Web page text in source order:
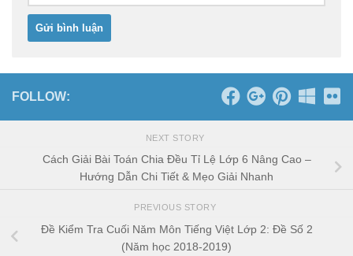
FOLLOW:
NEXT STORY
Cách Giải Bài Toán Chia Đều Tỉ Lệ Lớp 6 Nâng Cao –
Hướng Dẫn Chi Tiết & Mẹo Giải Nhanh
PREVIOUS STORY
Đề Kiểm Tra Cuối Năm Môn Tiếng Việt Lớp 2: Đề Số 2
(Năm học 2018-2019)